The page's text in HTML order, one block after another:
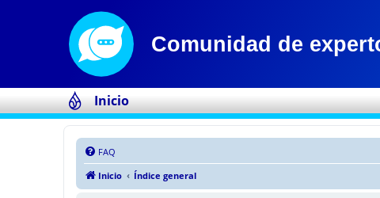
Inicio
FAQ
Inicio
Índice general